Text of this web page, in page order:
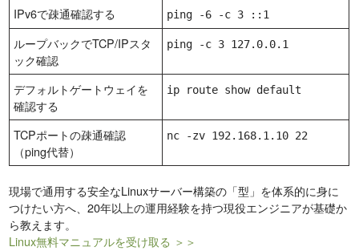
IPv6で疎通確認する ping -6 -c 3 ::1
ループバックでTCP/IPスタ
ック確認
ping -c 3 127.0.0.1
デフォルトゲートウェイを
確認する
ip route show default
TCPポートの疎通確認
（ping代替）
nc -zv 192.168.1.10 22
現場で通用する安全なLinuxサーバー構築の「型」を体系的に身に
つけたい方へ、20年以上の運用経験を持つ現役エンジニアが基礎か
ら教えます。
Linux無料マニュアルを受け取る ＞＞